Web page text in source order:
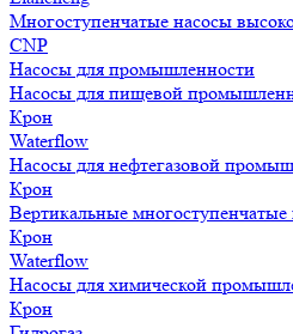
Многоступенчатые насосы
CNP
Насосы для промышленности
Насосы для пищевой
Крон
Waterflow
Насосы для нефтегазовой
Крон
Вертикальные
Крон
Waterflow
Насосы для химической
Крон